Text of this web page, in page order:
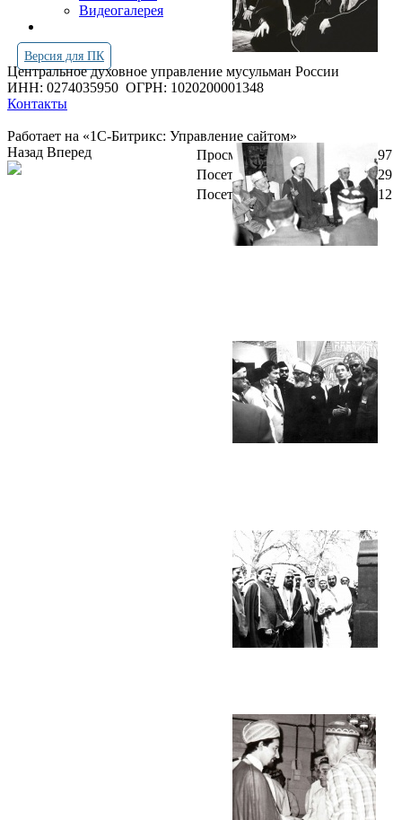
Видеогалерея
Версия для ПК
Центральное духовное управление мусульман России
ИНН: 0274035950 ОГРН: 1020200001348
Контакты
Работает на «1С-Битрикс: Управление сайтом»
Просмотров всего:
4252597
Посетителей сегодня:
3129
Посетителей в онлайн:
12
Назад Вперед